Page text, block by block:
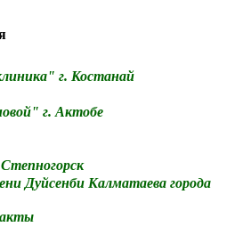
г. Костанай
г. Актобе
Дуйсенби Калматаева города